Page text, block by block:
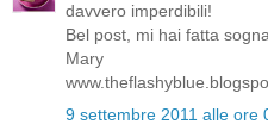
davvero imperdibili!
Bel post, mi hai fatta
Mary
9 settembre 2011 alle ore